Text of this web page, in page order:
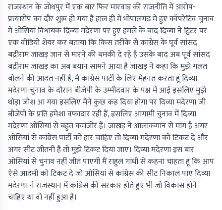
राजस्थान के जोधपुर में एक बार फिर मारवाड़ की राजनीति में आरोप-
प्रत्यारोप का दौर शुरू हो गया है हाल ही में भोपालगढ़ में हुए कॉपरेटिव चुनाव
में ओसियां विधायक दिव्या मदेरणा पर हुए हमले के बाद दिव्या ने ट्विटर पर
एक वीडियो शेयर कर बताया कि किस तरीके से कांग्रेस के पूर्व सांसद
बद्रीराम जाखड़ जान से मारने की धमकी दे रहे हैं उसके बाद अब पूर्व सांसद
बद्रीराम जाखड़ का अब बयान सामने आया है जाखड़ ने कहा कि मुझे गलत
बोलने की आदत नहीं है, मैं कांग्रेस पार्टी के लिए मेहनत करता हूं दिव्या
मदेरणा चुनाव के दौरान बीजेपी के उम्मीदवार के पक्ष में आईं इसलिए मुझे
थोड़ा जोश आ गया इसलिए मैंने कुछ कह दिया होगा पर दिव्या मदेरणा जी
बीजेपी के प्रति हमेशा वफादार रही हैं, इसलिए आगामी चुनाव में दिव्या
मदेरणा ओसियां से बहुत कमजोर हैं। जाखड़ ने आलाकमान से मांग है अगर
ओसियां से कांग्रेस पार्टी को हार चाहिए तो दिव्या मदेरणा को टिकट दे और
अगर सीट जीतनी है तो मुझे टिकट दिया जाए। दिव्या मदेरणा इस बार
ओसियां से चुनाव नहीं जीत पाएगी मैं राहुल गांधी से कहना चाहता हूं कि आप
ऐसे आदमी को टिकट दे जो ओसियां से कांग्रेस की सीट निकाल पाए दिव्या
मदेरणा ने राजस्थान में कांग्रेस की सरकार होते हुए भी जो विकास होने
चाहिए था वो नहीं हुआ है।